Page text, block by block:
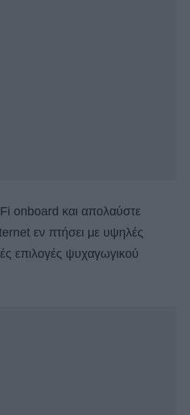
onboard και απολαύστε
εν πτήσει με υψηλές
επιλογές ψυχαγωγικού